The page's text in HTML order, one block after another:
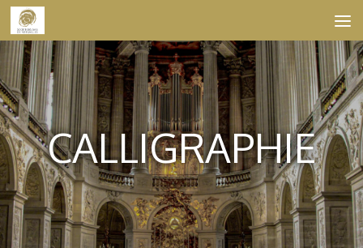
Skip to content
CALLIGRAPHIE